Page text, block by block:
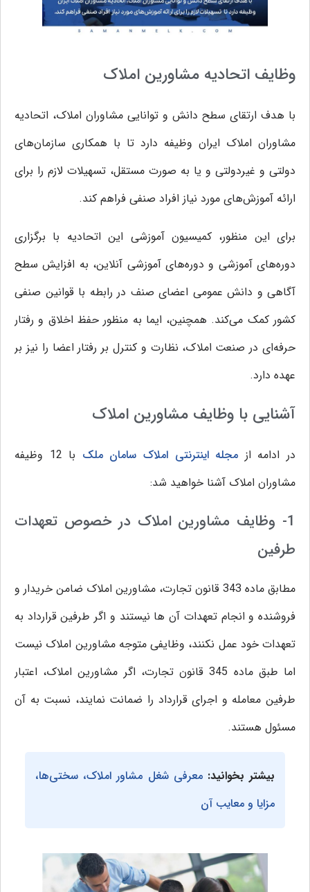
وظایف اتحادیه مشاورین املاک
با هدف ارتقای سطح دانش و توانایی مشاوران املاک، اتحادیه
مشاوران املاک ایران وظیفه دارد تا با همکاری سازمان‌های
دولتی و غیردولتی و یا به صورت مستقل، تسهیلات لازم را برای
ارائه آموزش‌های مورد نیاز افراد صنفی فراهم کند.
برای این منظور، کمیسیون آموزشی این اتحادیه با برگزاری
دوره‌های آموزشی و دوره‌های آموزشی آنلاین، به افزایش سطح
آگاهی و دانش عمومی اعضای صنف در رابطه با قوانین صنفی
کشور کمک می‌کند. همچنین، ایما به منظور حفظ اخلاق و رفتار
حرفه‌ای در صنعت املاک، نظارت و کنترل بر رفتار اعضا را نیز بر
عهده دارد.
آشنایی با وظایف مشاورین املاک
در ادامه از مجله اینترنتی املاک سامان ملک
با 12 وظیفه
مشاوران املاک آشنا خواهید شد:
1- وظایف مشاورین املاک در خصوص تعهدات
طرفین
مطابق ماده 343 قانون تجارت، مشاورین املاک ضامن خریدار و
فروشنده و انجام تعهدات آن ها نیستند و اگر طرفین قرارداد به
تعهدات خود عمل نکنند، وظایفی متوجه مشاورین املاک نیست
اما طبق ماده 345 قانون تجارت، اگر مشاورین املاک، اعتبار
طرفین معامله و اجرای قرارداد را ضمانت نمایند، نسبت به آن
مسئول هستند.
بیشتر بخوانید:معرفی شغل مشاور املاک، سختی‌ها،
مزایا و معایب آن